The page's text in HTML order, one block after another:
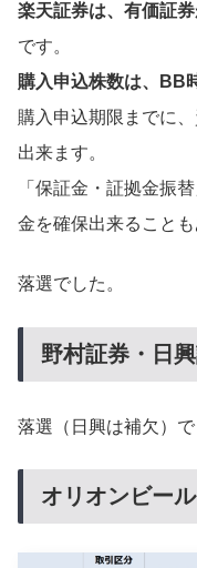
楽天証券は、有価証
です。
購入申込株数は、BB
購入申込期限までに
出来ます。
「保証金・証拠金振
金を確保出来ることも
落選でした。
野村証券・日
落選（日興は補欠）で
オリオンビー